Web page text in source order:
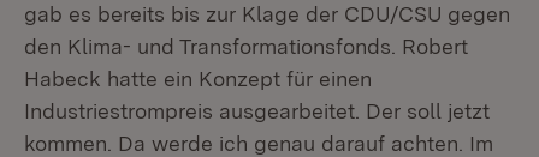
gab es bereits bis zur Klage der CDU/CSU gegen
den Klima- und Transformationsfonds. Robert
Habeck hatte ein Konzept für einen
Industriestrompreis ausgearbeitet. Der soll jetzt
kommen. Da werde ich genau darauf achten. Im